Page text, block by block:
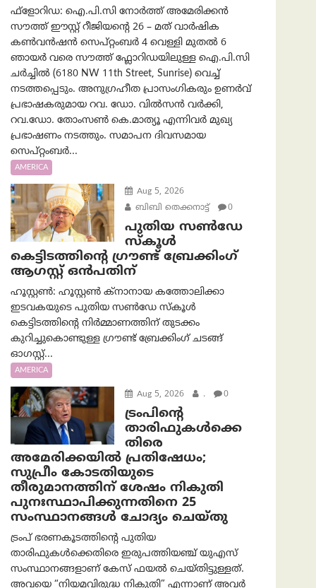
ഫ്ളോറിഡ: ഐ.പി.സി നോർത്ത് അമേരിക്കൻ
സൗത്ത് ഈസ്റ്റ് റീജിയന്റെ 26 – മത് വാർഷിക
കൺവൻഷൻ സെപ്റ്റംബർ 4 വെള്ളി മുതൽ 6
ഞായർ വരെ സൗത്ത് ഫ്ലോറിഡയിലുള്ള ഐ.പി.സി
ചർച്ചിൽ (6180 NW 11th Street, Sunrise) വെച്ച്
നടത്തപ്പെടും. അനുഗ്രഹീത പ്രാസംഗികരും ഉണർവ്
പ്രഭാഷകരുമായ റവ. ഡോ. വിൽസൻ വർക്കി,
റവ.ഡോ. തോംസൺ കെ.മാത്യൂ എന്നിവർ മുഖ്യ
പ്രഭാഷണം നടത്തും. സമാപന ദിവസമായ
സെപ്റ്റംബർ...
AMERICA
Aug 5, 2026
ബിബി തെക്കനാട്ട്
0
പുതിയ സൺഡേ
സ്കൂൾ
കെട്ടിടത്തിന്റെ ഗ്രൗണ്ട് ബ്രേക്കിംഗ്
ആഗസ്റ്റ് ഒൻപതിന്
ഹൂസ്റ്റൺ: ഹൂസ്റ്റൺ ക്നാനായ കത്തോലിക്കാ
ഇടവകയുടെ പുതിയ സൺഡേ സ്കൂൾ
കെട്ടിടത്തിന്റെ നിർമ്മാണത്തിന് തുടക്കം
കുറിച്ചുകൊണ്ടുള്ള ഗ്രൗണ്ട് ബ്രേക്കിംഗ് ചടങ്ങ്
ഓഗസ്റ്റ്...
AMERICA
Aug 5, 2026 . 0
ട്രംപിന്റെ
താരിഫുകൾക്കെ
തിരെ
അമേരിക്കയില്‍ പ്രതിഷേധം;
സുപ്രീം കോടതിയുടെ
തീരുമാനത്തിന് ശേഷം നികുതി
പുനഃസ്ഥാപിക്കുന്നതിനെ 25
സംസ്ഥാനങ്ങൾ ചോദ്യം ചെയ്തു
ട്രംപ് ഭരണകൂടത്തിന്റെ പുതിയ
താരിഫുകൾക്കെതിരെ ഇരുപത്തിയഞ്ച് യുഎസ്
സംസ്ഥാനങ്ങളാണ് കേസ് ഫയൽ ചെയ്തിട്ടുള്ളത്.
അവയെ “നിയമവിരുദ്ധ നികുതി” എന്നാണ് അവര്‍